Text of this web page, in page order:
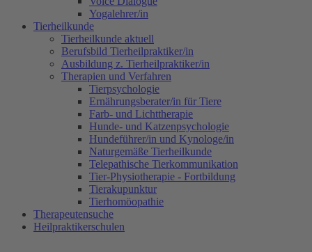
Yogalehrer/in
Tierheilkunde
Tierheilkunde aktuell
Berufsbild Tierheilpraktiker/in
Ausbildung z. Tierheilpraktiker/in
Therapien und Verfahren
Tierpsychologie
Ernährungsberater/in für Tiere
Farb- und Lichttherapie
Hunde- und Katzenpsychologie
Hundeführer/in und Kynologe/in
Naturgemäße Tierheilkunde
Telepathische Tierkommunikation
Tier-Physiotherapie - Fortbildung
Tierakupunktur
Tierhomöopathie
Therapeutensuche
Heilpraktikerschulen